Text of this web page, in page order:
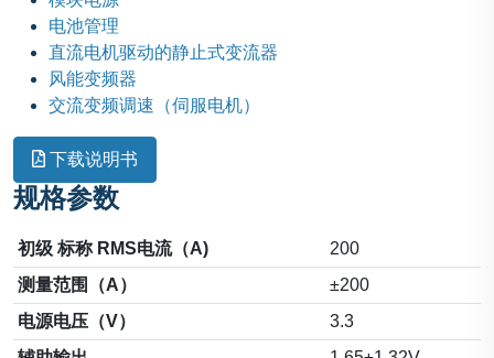
电池管理
直流电机驱动的静止式变流器
风能变频器
交流变频调速（伺服电机）
下载说明书
规格参数
初级 标称 RMS电流（A)
200
测量范围（A）
±200
电源电压（V）
3.3